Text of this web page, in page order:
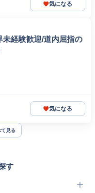
気になる
未経験歓迎/道内屈指の
気になる
見る
す